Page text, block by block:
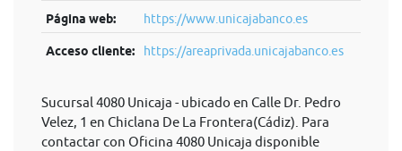
Página web: https://www.unicajabanco.es
Acceso cliente: https://areaprivada.unicajabanco.es
Sucursal 4080 Unicaja - ubicado en Calle Dr. Pedro
Velez, 1 en Chiclana De La Frontera(Cádiz). Para
contactar con Oficina 4080 Unicaja disponible